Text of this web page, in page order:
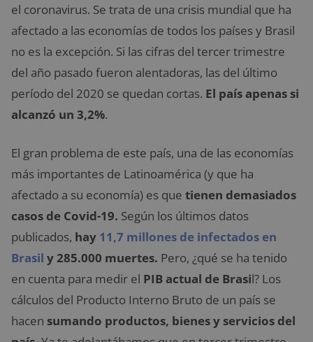
el coronavirus. Se trata de una crisis mundial que ha
afectado a las economías de todos los países y Brasil
no es la excepción. Si las cifras del tercer trimestre
del año pasado fueron alentadoras, las del último
período del 2020 se quedan cortas. El país apenas si
alcanzó un 3,2%.
El gran problema de este país, una de las economías
más importantes de Latinoamérica (y que ha
afectado a su economía) es que tienen demasiados
casos de Covid-19. Según los últimos datos
publicados, hay 11,7 millones de infectados en
Brasil y 285.000 muertes. Pero, ¿qué se ha tenido
en cuenta para medir el PIB actual de Brasil? Los
cálculos del Producto Interno Bruto de un país se
hacen sumando productos, bienes y servicios del